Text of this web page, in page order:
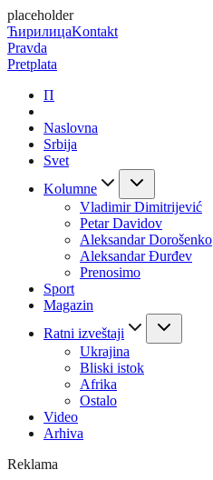
placeholder
ЋирилицаKontakt
Pravda
Pretplata
П
Naslovna
Srbija
Svet
Kolumne
Vladimir Dimitrijević
Petar Davidov
Aleksandar Dorošenko
Aleksandar Đurđev
Prenosimo
Sport
Magazin
Ratni izveštaji
Ukrajina
Bliski istok
Afrika
Ostalo
Video
Arhiva
Reklama